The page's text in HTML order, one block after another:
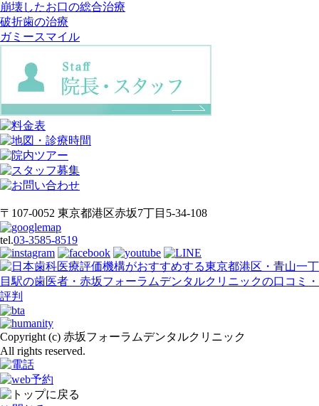
崩壊したお口の総合治療
破折歯の治療
ガミースマイル
〒107-0052 東京都港区赤坂7丁目5-34-108
tel.03-3585-8519
Copyright (c) 赤坂フォーラムデンタルクリニック
All rights reserved.